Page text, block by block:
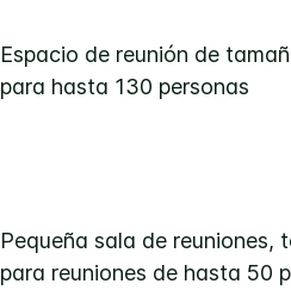
Espacio de reunión de
para hasta 130 personas
Pequeña sala de reuniones,
para reuniones de hasta 50